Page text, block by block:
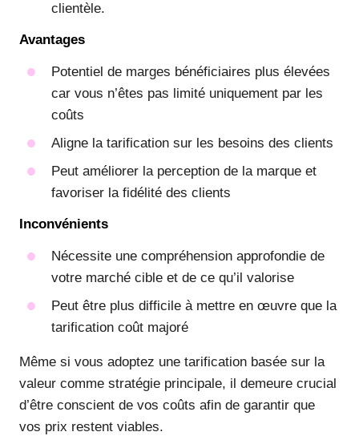
clientèle.
Avantages
Potentiel de marges bénéficiaires plus élevées
car vous n’êtes pas limité uniquement par les
coûts
Aligne la tarification sur les besoins des clients
Peut améliorer la perception de la marque et
favoriser la fidélité des clients
Inconvénients
Nécessite une compréhension approfondie de
votre marché cible et de ce qu’il valorise
Peut être plus difficile à mettre en œuvre que la
tarification coût majoré
Même si vous adoptez une tarification basée sur la
valeur comme stratégie principale, il demeure crucial
d’être conscient de vos coûts afin de garantir que
vos prix restent viables.